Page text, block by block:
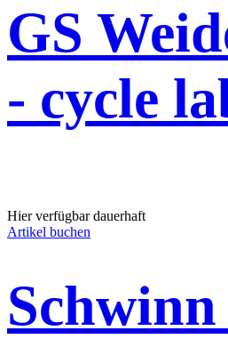
GS
- cycle
Hier verfügbar dauerhaft
Artikel buchen